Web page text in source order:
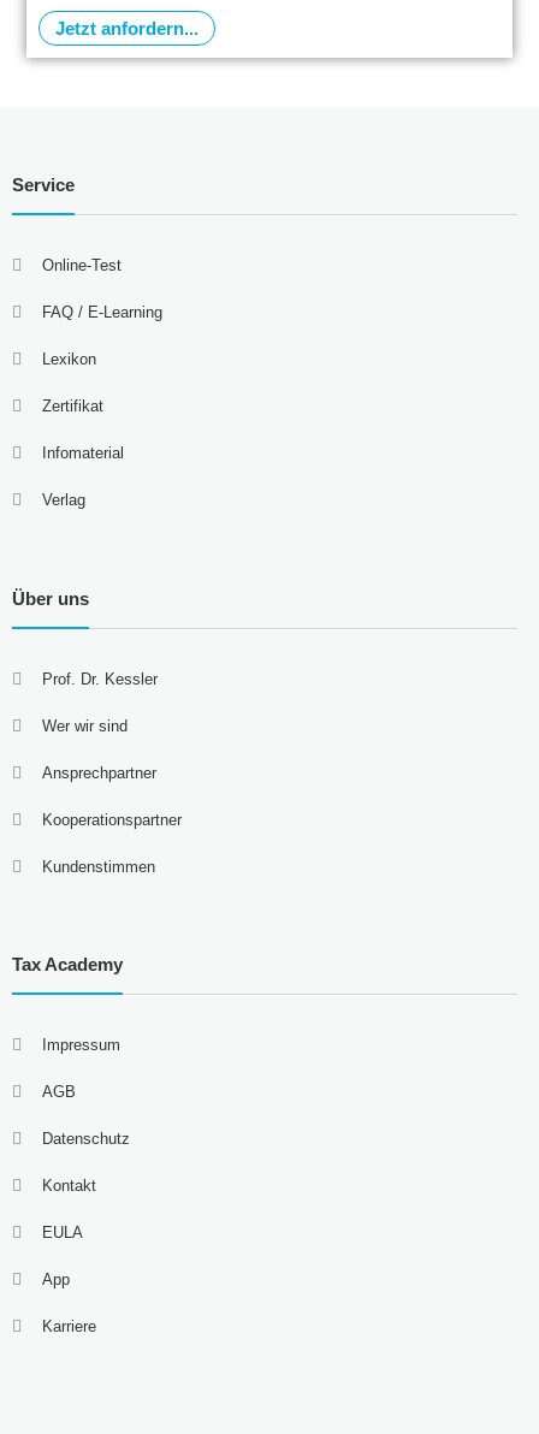
Jetzt anfordern...
Service
Online-Test
FAQ / E-Learning
Lexikon
Zertifikat
Infomaterial
Verlag
Über uns
Prof. Dr. Kessler
Wer wir sind
Ansprechpartner
Kooperationspartner
Kundenstimmen
Tax Academy
Impressum
AGB
Datenschutz
Kontakt
EULA
App
Karriere